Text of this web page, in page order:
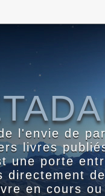
l'envie de
livres
une porte
directement
en cours